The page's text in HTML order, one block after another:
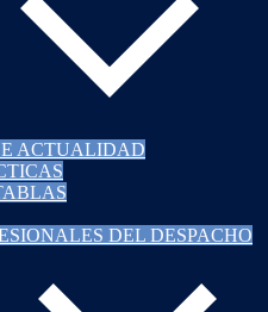
ACTUALIDAD
DEL DESPACHO